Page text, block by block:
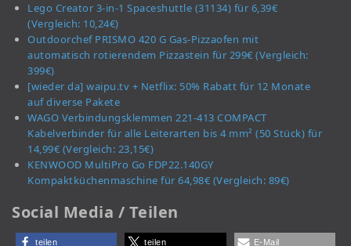
Lego Creator 3-in-1 Spaceshuttle (31134) für 6,39€
(Vergleich: 10,24€)
Outdoorchef PRISMO 420 G Gas-Pizzaofen mit
automatisch rotierendem Pizzastein für 299€ (Vergleich:
399€)
[wieder da] waipu.tv + Netflix: 50% Rabatt für 12 Monate
auf diverse Pakete
WAGO Verbindungsklemmen 221-413 COMPACT
Kabelverbinder für alle Leiterarten bis 4 mm² (50 Stück) für
14,99€ (Vergleich: 23,15€)
KENWOOD MultiPro Go FDP22.140GY
Kompaktküchenmaschine für 64,98€ (Vergleich: 89€)
Social Media / Teilen
teilen teilen E-Mail